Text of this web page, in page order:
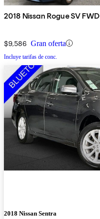
2018 Nissan Rogue SV FWD
$9,586 Gran oferta
Incluye tarifas de conc.
2018 Nissan Sentra